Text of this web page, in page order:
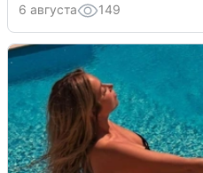
6 августа 149